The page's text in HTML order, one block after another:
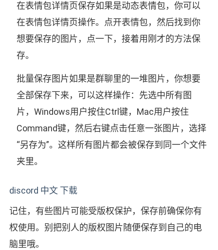
在表情包详情页保存如果是动态表情包，你可以
在表情包详情页操作。点开表情包，然后找到你
想要保存的图片，点一下，接着用刚才的方法保
存。
批量保存图片如果是群聊里的一堆图片，你想要
全部保存下来，可以这样操作：先选中所有图
片，Windows用户按住Ctrl键，Mac用户按住
Command键，然后右键点击任意一张图片，选择
“另存为”。这样所有图片都会被保存到同一个文件
夹里。
discord 中文 下载
记住，有些图片可能受版权保护，保存前确保你有
权使用。别把别人的版权图片随便保存到自己的电
脑里哦。